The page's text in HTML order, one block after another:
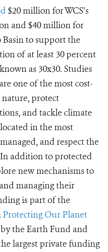
$20 million for WCS’s
and $40 million for
Basin to support the
of at least 30 percent
as 30x30. Studies
one of the most cost-
nature, protect
and tackle climate
in the most
and respect the
addition to protected
new mechanisms to
managing their
is part of the
Protecting Our Planet
the Earth Fund and
largest private funding